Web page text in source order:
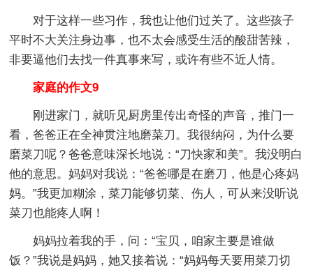
对于这样一些习作，我也让他们过关了。这些孩子
平时不大关注身边事，也不太会感受生活的酸甜苦辣，
非要逼他们去找一件真事来写，或许有些不近人情。
家庭的作文9
刚进家门，就听见厨房里传出奇怪的声音，推门一
看，爸爸正在全神贯注地磨菜刀。我很纳闷，为什么要
磨菜刀呢？爸爸意味深长地说：“刀快家和美”。我没明白
他的意思。妈妈对我说：“爸爸哪是在磨刀，他是心疼妈
妈。”我更加糊涂，菜刀能够切菜、伤人，可从来没听说
菜刀也能疼人啊！
妈妈拉着我的手，问：“宝贝，咱家主要是谁做
饭？”我说是妈妈，她又接着说：“妈妈每天要用菜刀切